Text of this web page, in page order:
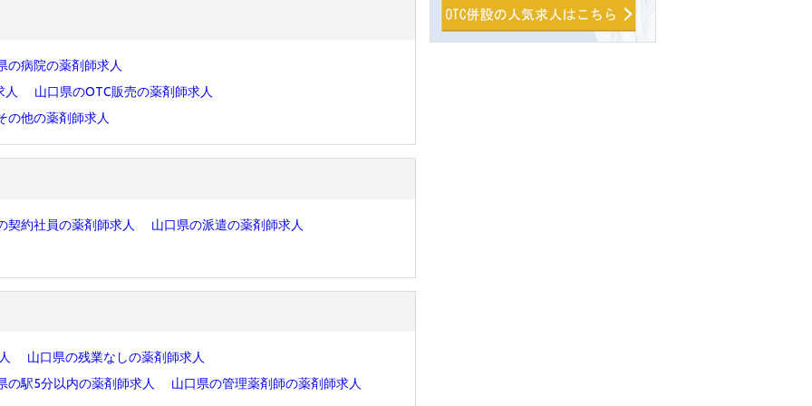
の病院の薬剤師求人
人
山口県のOTC販売の薬剤師求人
の他の薬剤師求人
契約社員の薬剤師求人 山口県の派遣の薬剤師求人
山口県の残業なしの薬剤師求人
の駅5分以内の薬剤師求人
山口県の管理薬剤師の薬剤師求人